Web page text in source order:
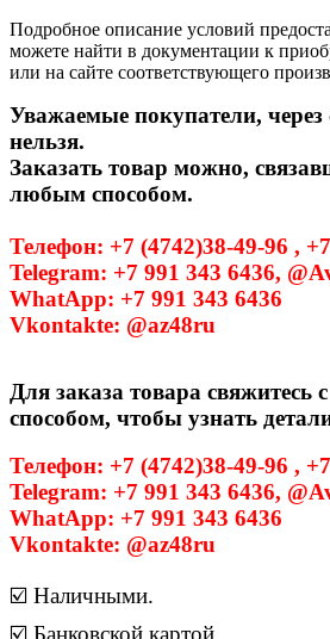
Подробное описание условий
можете найти в документации к
или на сайте соответствующего
Уважаемые покупатели, через
нельзя.
Заказать товар можно,
любым способом.
Телефон: +7 (4742)38-49-96 ,
Telegram: +7 991 343 6436,
WhatApp: +7 991 343 6436
Vkontakte: @az48ru
Для заказа товара
способом, чтобы узнать
Телефон: +7 (4742)38-49-96 ,
Telegram: +7 991 343 6436,
WhatApp: +7 991 343 6436
Vkontakte: @az48ru
☑️ Наличными.
☑️ Банковской картой.